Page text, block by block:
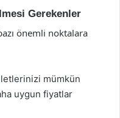
Gerekenler
önemli noktalara
mümkün
uygun fiyatlar